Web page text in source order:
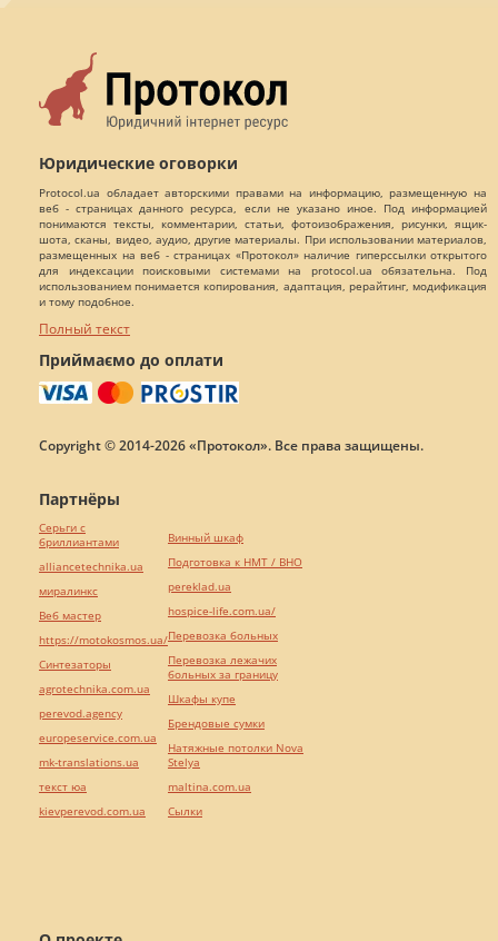
Юридические оговорки
Protocol.ua обладает авторскими правами на информацию, размещенную на
веб - страницах данного ресурса, если не указано иное. Под информацией
понимаются тексты, комментарии, статьи, фотоизображения, рисунки, ящик-
шота, сканы, видео, аудио, другие материалы. При использовании материалов,
размещенных на веб - страницах «Протокол» наличие гиперссылки открытого
для индексации поисковыми системами на protocol.ua обязательна. Под
использованием понимается копирования, адаптация, рерайтинг, модификация
и тому подобное.
Полный текст
Приймаємо до оплати
Copyright © 2014-2026 «Протокол». Все права защищены.
Партнёры
Серьги с
бриллиантами
alliancetechnika.ua
миралинкс
Веб мастер
https://motokosmos.ua/
Синтезаторы
agrotechnika.com.ua
perevod.agency
europeservice.com.ua
mk-translations.ua
текст юа
kievperevod.com.ua
Винный шкаф
Подготовка к НМТ / ВНО
pereklad.ua
hospice-life.com.ua/
Перевозка больных
Перевозка лежачих
больных за границу
Шкафы купе
Брендовые сумки
Натяжные потолки Nova
Stelya
maltina.com.ua
Cылки